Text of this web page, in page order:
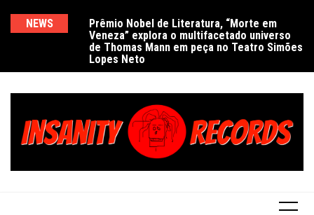
NEWS
Prêmio Nobel de Literatura, “Morte em
Veneza” explora o multifacetado universo
de Thomas Mann em peça no Teatro Simões
Lopes Neto